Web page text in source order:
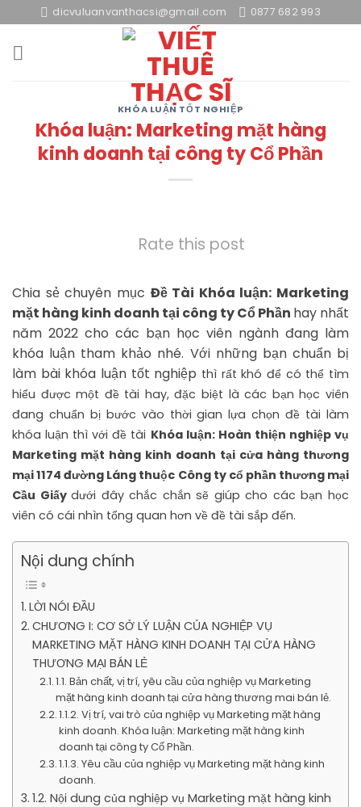
to
content
dicvuluanvanthacsi@gmail.com 0877 682 993
KHÓA LUẬN TỐT NGHIỆP
Khóa luận: Marketing mặt hàng
kinh doanh tại công ty Cổ Phần
Rate this post
Chia sẻ chuyên mục Đề Tài Khóa luận: Marketing
mặt hàng kinh doanh tại công ty Cổ Phần hay nhất
năm 2022 cho các bạn học viên ngành đang làm
khóa luận tham khảo nhé. Với những bạn chuẩn bị
làm bài khóa luận tốt nghiệp thì rất khó để có thể tìm
hiểu được một đề tài hay, đặc biệt là các bạn học viên
đang chuẩn bị bước vào thời gian lựa chọn đề tài làm
khóa luận thì với đề tài Khóa luận: Hoàn thiện nghiệp vụ
Marketing mặt hàng kinh doanh tại cửa hàng thương
mại 1174 đường Láng thuộc Công ty cổ phần thương mại
Cầu Giấydưới đây chắc chắn sẽ giúp cho các bạn học
viên có cái nhìn tổng quan hơn về đề tài sắp đến.
Nội dung chính
LỜI NÓI ĐẦU
CHƯƠNG I: CƠ SỞ LÝ LUẬN CỦA NGHIỆP VỤ
MARKETING MẶT HÀNG KINH DOANH TẠI CỬA HÀNG
THƯƠNG MẠI BÁN LẺ
1.1. Bản chất, vị trí, yêu cầu của nghiệp vụ Marketing
mặt hàng kinh doanh tại cửa hàng thương mai bán lẻ.
1.1.2. Vị trí, vai trò của nghiệp vụ Marketing mặt hàng
kinh doanh. Khóa luận: Marketing mặt hàng kinh
doanh tại công ty Cổ Phần.
1.1.3. Yêu cầu của nghiệp vụ Marketing mặt hàng kinh
doanh.
1.2. Nội dung của nghiệp vụ Marketing mặt hàng kinh